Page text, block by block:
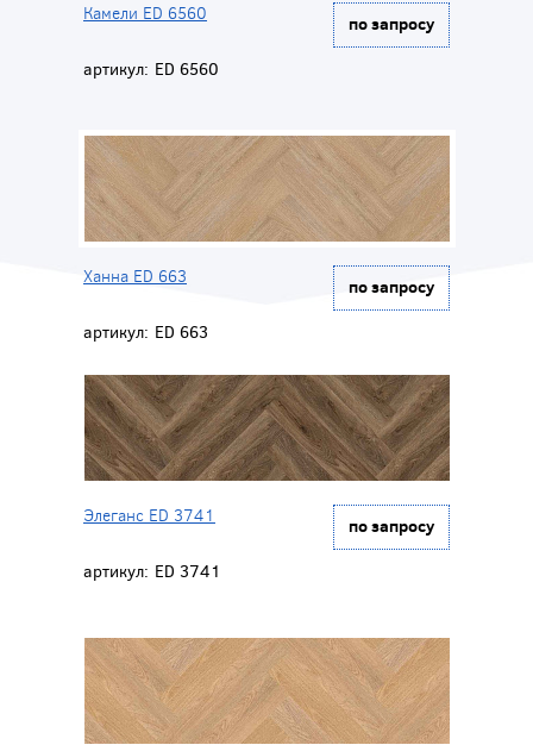
Камели ED 6560 по запросу
артикул: ED 6560
Ханна ED 663 по запросу
артикул: ED 663
Элеганс ED 3741 по запросу
артикул: ED 3741